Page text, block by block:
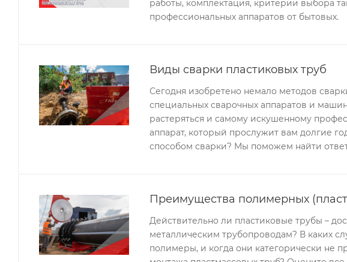
работы, комплектация, критерии выбора
профессиональных аппаратов от бытовых.
Виды сварки пластиковых труб
Сегодня изобретено немало методов
специальных сварочных аппаратов и
растеряться и самому искушенному
аппарат, который прослужит вам долгие
способом сварки? Мы поможем найти
Преимущества полимерных
Действительно ли пластиковые трубы –
металлическим трубопроводам? В каких
полимеры, и когда они категорически не